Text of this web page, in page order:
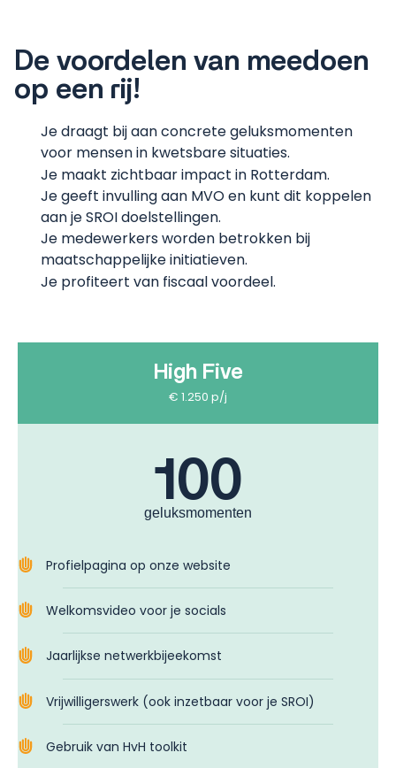
De voordelen van meedoen
op een rij!
Je draagt bij aan concrete geluksmomenten
voor mensen in kwetsbare situaties.
Je maakt zichtbaar impact in Rotterdam.
Je geeft invulling aan MVO en kunt dit koppelen
aan je SROI doelstellingen.
Je medewerkers worden betrokken bij
maatschappelijke initiatieven.
Je profiteert van fiscaal voordeel.
High Five
€ 1.250 p/j
100
geluksmomenten
Profielpagina op onze website​
Welkomsvideo voor je socials​
Jaarlijkse netwerkbijeekomst ​
Vrijwilligerswerk (ook inzetbaar voor je SROI)
Gebruik van HvH toolkit​